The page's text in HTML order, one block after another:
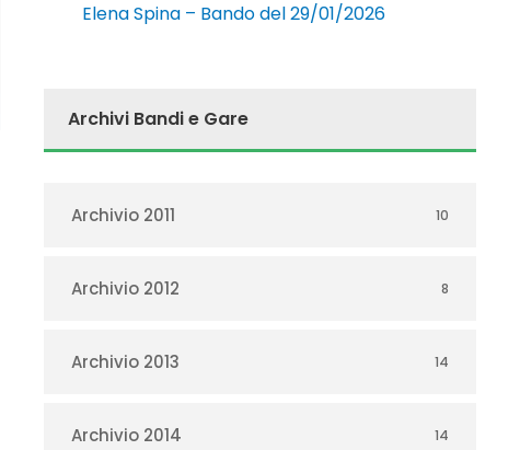
Elena Spina – Bando del 29/01/2026
Archivi Bandi e Gare
Archivio 2011 10
Archivio 2012 8
Archivio 2013 14
Archivio 2014 14